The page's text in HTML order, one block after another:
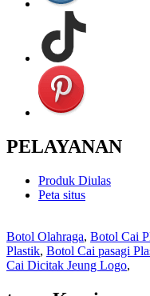
PELAYANAN
Produk Diulas
Peta situs
Botol Olahraga, Botol Cai
Plastik, Botol Cai pasagi
Cai Dicitak Jeung Logo,